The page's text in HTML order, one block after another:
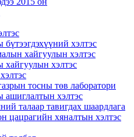
хэлтэс
хайгуулын хэлтэс
хайгуулын хэлтэс
тосны төв лаборатори
ашиглалтын хэлтэс
талаар тавигдах шаардлага
цацрагийн хяналтын хэлтэс